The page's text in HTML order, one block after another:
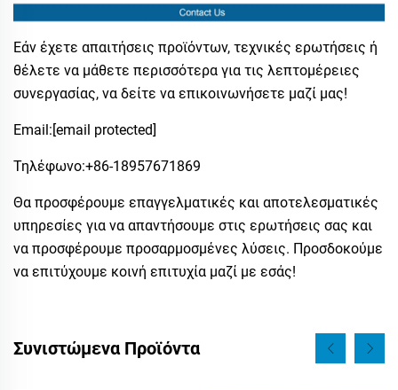
Εάν έχετε απαιτήσεις προϊόντων, τεχνικές ερωτήσεις ή
θέλετε να μάθετε περισσότερα για τις λεπτομέρειες
συνεργασίας, να δείτε να επικοινωνήσετε μαζί μας!
Email: [email protected]
Τηλέφωνο:​+86-18957671869
Θα προσφέρουμε επαγγελματικές και αποτελεσματικές
υπηρεσίες για να απαντήσουμε στις ερωτήσεις σας και
να προσφέρουμε προσαρμοσμένες λύσεις. Προσδοκούμε
να επιτύχουμε κοινή επιτυχία μαζί με εσάς!
Συνιστώμενα Προϊόντα